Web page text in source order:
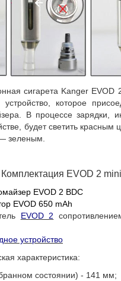
сигарета Kanger EVOD
устройство, которое
В процессе зарядки,
будет светить красным
зеленым.
Комплектация EVOD 2
EVOD 2 BDC
EVOD 650 mAh
EVOD 2
устройство
характеристика:
состоянии) - 141 мм;